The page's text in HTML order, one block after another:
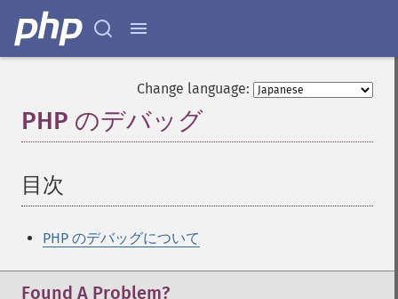
Change language:
PHP のデバッグ
目次
PHP のデバッグについて
Found A Problem?